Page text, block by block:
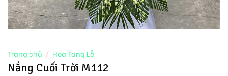
Trang chủ / Hoa Tang Lễ
Nắng Cuối Trời M112